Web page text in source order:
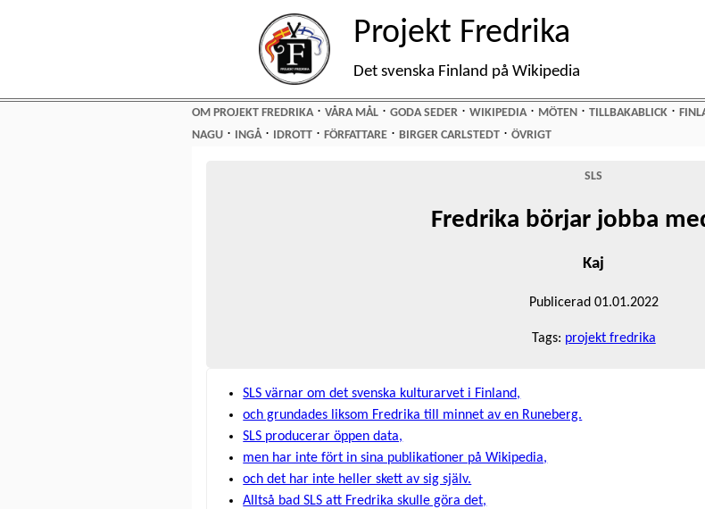
Projekt Fredrika
Det svenska Finland på Wikipedia
OM PROJEKT FREDRIKA⋅VÅRA MÅL ⋅GODA SEDER ⋅WIKIPEDIA⋅ MÖTEN ⋅TILLBAKABLICK ⋅
NAGU ⋅ INGÅ⋅ IDROTT ⋅FÖRFATTARE ⋅BIRGER CARLSTEDT ⋅ÖVRIGT
SLS
Fredrika börjar jobba
Kaj
Publicerad 01.01.2022
Tags: projekt fredrika
SLS värnar om det svenska kulturarvet i Finland,
och grundades liksom Fredrika till minnet av en Runeberg.
SLS producerar öppen data,
men har inte fört in sina publikationer på Wikipedia,
och det har inte heller skett av sig själv.
Alltså bad SLS att Fredrika skulle göra det,